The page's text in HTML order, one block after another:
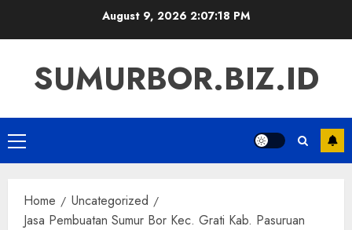
August 9, 2026 2:07:19 PM
SUMURBOR.BIZ.ID
Primary
Menu
Home
Uncategorized
Jasa Pembuatan Sumur Bor Kec. Grati Kab. Pasuruan